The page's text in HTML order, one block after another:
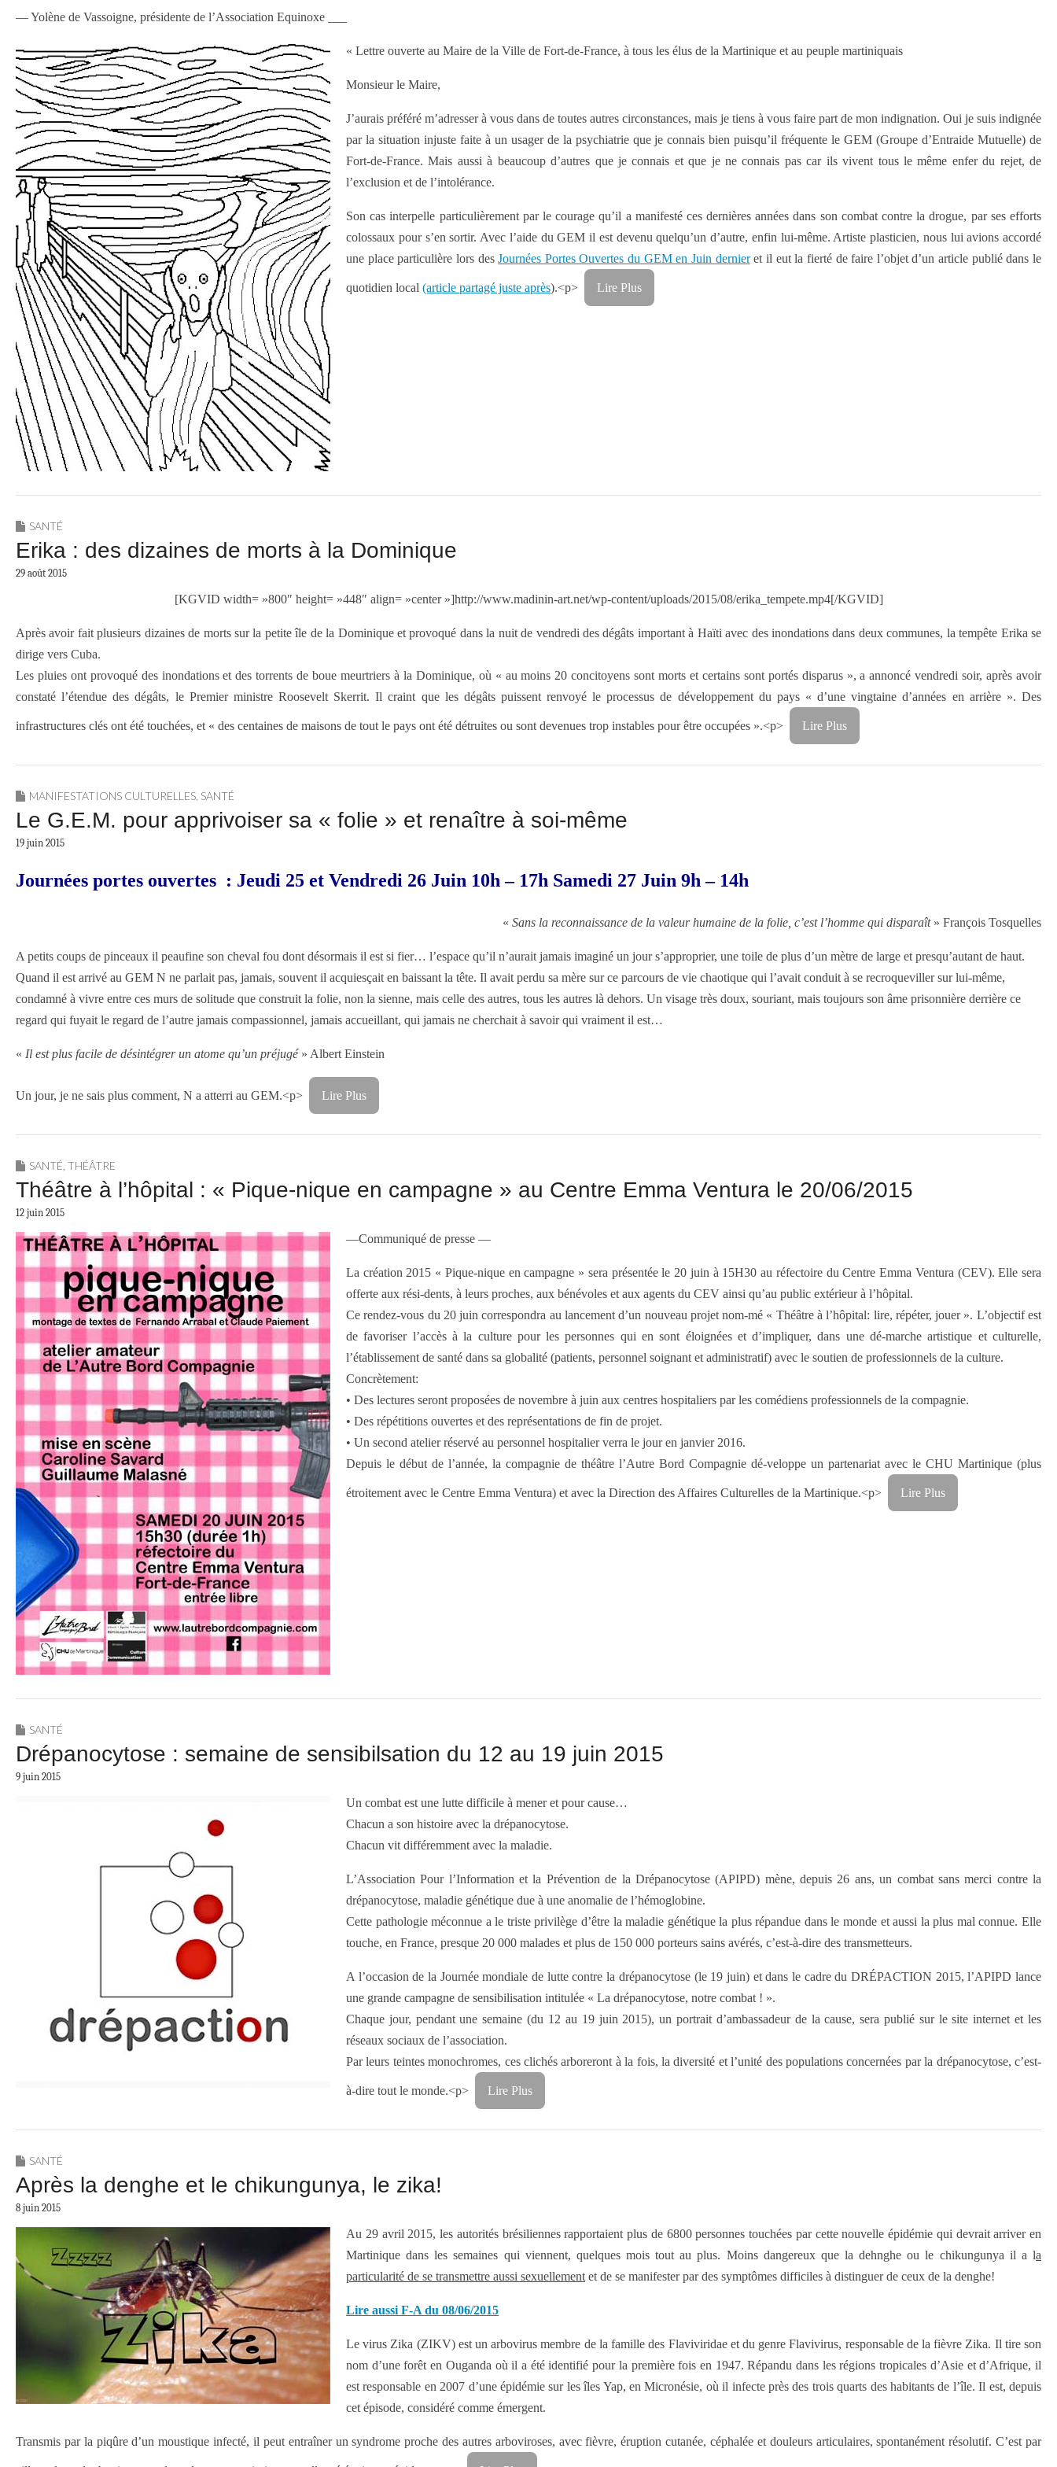
— Yolène de Vassoigne, présidente de l’Association Equinoxe ___
« Lettre ouverte au Maire de la Ville de Fort-de-France, à tous les élus de la Martinique et au peuple martiniquais
Monsieur le Maire,
J’aurais préféré m’adresser à vous dans de toutes autres circonstances, mais je tiens à vous faire part de mon indignation. Oui je suis indignée
par la situation injuste faite à un usager de la psychiatrie que je connais bien puisqu’il fréquente le GEM (Groupe d’Entraide Mutuelle) de
Fort-de-France. Mais aussi à beaucoup d’autres que je connais et que je ne connais pas car ils vivent tous le même enfer du rejet, de
l’exclusion et de l’intolérance.
Son cas interpelle particulièrement par le courage qu’il a manifesté ces dernières années dans son combat contre la drogue, par ses efforts
colossaux pour s’en sortir. Avec l’aide du GEM il est devenu quelqu’un d’autre, enfin lui-même. Artiste plasticien, nous lui avions accordé
une place particulière lors desJournées Portes Ouvertes du GEM en Juin dernieret il eut la fierté de faire l’objet d’un article publié dans le
quotidien local (article partagé juste après).<p> Lire Plus
SANTÉ
Erika : des dizaines de morts à la Dominique
29 août 2015
[KGVID width= »800″ height= »448″ align= »center »]http://www.madinin-art.net/wp-content/uploads/2015/08/erika_tempete.mp4[/KGVID]
Après avoir fait plusieurs dizaines de morts sur la petite île de la Dominique et provoqué dans la nuit de vendredi des dégâts important à Haïti avec des inondations dans deux communes, la tempête Erika se
dirige vers Cuba.
Les pluies ont provoqué des inondations et des torrents de boue meurtriers à la Dominique, où « au moins 20 concitoyens sont morts et certains sont portés disparus », a annoncé vendredi soir, après avoir
constaté l’étendue des dégâts, le Premier ministre Roosevelt Skerrit. Il craint que les dégâts puissent renvoyé le processus de développement du pays « d’une vingtaine d’années en arrière ». Des
infrastructures clés ont été touchées, et « des centaines de maisons de tout le pays ont été détruites ou sont devenues trop instables pour être occupées ».<p> Lire Plus
MANIFESTATIONS CULTURELLES SANTÉ
Le G.E.M. pour apprivoiser sa « folie » et renaître à soi-même
19 juin 2015
Journées portes ouvertes : Jeudi 25 et Vendredi 26 Juin 10h – 17h Samedi 27 Juin 9h – 14h
« Sans la reconnaissance de la valeur humaine de la folie, c’est l’homme qui disparaît» François Tosquelles
A petits coups de pinceaux il peaufine son cheval fou dont désormais il est si fier… l’espace qu’il n’aurait jamais imaginé un jour s’approprier, une toile de plus d’un mètre de large et presqu’autant de haut.
Quand il est arrivé au GEM N ne parlait pas, jamais, souvent il acquiesçait en baissant la tête. Il avait perdu sa mère sur ce parcours de vie chaotique qui l’avait conduit à se recroqueviller sur lui-même,
condamné à vivre entre ces murs de solitude que construit la folie, non la sienne, mais celle des autres, tous les autres là dehors. Un visage très doux, souriant, mais toujours son âme prisonnière derrière ce
regard qui fuyait le regard de l’autre jamais compassionnel, jamais accueillant, qui jamais ne cherchait à savoir qui vraiment il est…
« Il est plus facile de désintégrer un atome qu’un préjugé» Albert Einstein
Un jour, je ne sais plus comment, N a atterri au GEM.<p> Lire Plus
SANTÉ THÉÂTRE
Théâtre à l’hôpital : « Pique-nique en campagne » au Centre Emma Ventura le 20/06/2015
12 juin 2015
—Communiqué de presse —
La création 2015 « Pique-nique en campagne » sera présentée le 20 juin à 15H30 au réfectoire du Centre Emma Ventura (CEV). Elle sera
offerte aux rési-dents, à leurs proches, aux bénévoles et aux agents du CEV ainsi qu’au public extérieur à l’hôpital.
Ce rendez-vous du 20 juin correspondra au lancement d’un nouveau projet nom-mé « Théâtre à l’hôpital: lire, répéter, jouer ». L’objectif est
de favoriser l’accès à la culture pour les personnes qui en sont éloignées et d’impliquer, dans une dé-marche artistique et culturelle,
l’établissement de santé dans sa globalité (patients, personnel soignant et administratif) avec le soutien de professionnels de la culture.
Concrètement:
• Des lectures seront proposées de novembre à juin aux centres hospitaliers par les comédiens professionnels de la compagnie.
• Des répétitions ouvertes et des représentations de fin de projet.
• Un second atelier réservé au personnel hospitalier verra le jour en janvier 2016.
Depuis le début de l’année, la compagnie de théâtre l’Autre Bord Compagnie dé-veloppe un partenariat avec le CHU Martinique (plus
étroitement avec le Centre Emma Ventura) et avec la Direction des Affaires Culturelles de la Martinique.<p> Lire Plus
SANTÉ
Drépanocytose : semaine de sensibilsation du 12 au 19 juin 2015
9 juin 2015
Un combat est une lutte difficile à mener et pour cause…
Chacun a son histoire avec la drépanocytose.
Chacun vit différemment avec la maladie.
L’Association Pour l’Information et la Prévention de la Drépanocytose (APIPD) mène, depuis 26 ans, un combat sans merci contre la
drépanocytose, maladie génétique due à une anomalie de l’hémoglobine.
Cette pathologie méconnue a le triste privilège d’être la maladie génétique la plus répandue dans le monde et aussi la plus mal connue. Elle
touche, en France, presque 20 000 malades et plus de 150 000 porteurs sains avérés, c’est-à-dire des transmetteurs.
A l’occasion de la Journée mondiale de lutte contre la drépanocytose (le 19 juin) et dans le cadre du DRÉPACTION 2015, l’APIPD lance
une grande campagne de sensibilisation intitulée « La drépanocytose, notre combat ! ».
Chaque jour, pendant une semaine (du 12 au 19 juin 2015), un portrait d’ambassadeur de la cause, sera publié sur le site internet et les
réseaux sociaux de l’association.
Par leurs teintes monochromes, ces clichés arboreront à la fois, la diversité et l’unité des populations concernées par la drépanocytose, c’est-
à-dire tout le monde.<p> Lire Plus
SANTÉ
Après la denghe et le chikungunya, le zika!
8 juin 2015
Au 29 avril 2015, les autorités brésiliennes rapportaient plus de 6800 personnes touchées par cette nouvelle épidémie qui devrait arriver en
Martinique dans les semaines qui viennent, quelques mois tout au plus. Moins dangereux que la dehnghe ou le chikungunya il a la
particularité de se transmettre aussi sexuellement et de se manifester par des symptômes difficiles à distinguer de ceux de la denghe!
Lire aussi F-A du 08/06/2015
Le virus Zika (ZIKV) est un arbovirus membre de la famille des Flaviviridae et du genre Flavivirus, responsable de la fièvre Zika. Il tire son
nom d’une forêt en Ouganda où il a été identifié pour la première fois en 1947. Répandu dans les régions tropicales d’Asie et d’Afrique, il
est responsable en 2007 d’une épidémie sur les îles Yap, en Micronésie, où il infecte près des trois quarts des habitants de l’île. Il est, depuis
cet épisode, considéré comme émergent.
Transmis par la piqûre d’un moustique infecté, il peut entraîner un syndrome proche des autres arboviroses, avec fièvre, éruption cutanée, céphalée et douleurs articulaires, spontanément résolutif. C’est par